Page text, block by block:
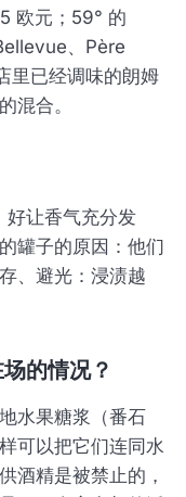
欧元；59° 的
、Père
里已经调味的朗姆
混合。
让香气充分发
罐子的原因：他们
、避光：浸渍越
的情况？
水果糖浆（番石
可以把它们连同水
酒精是被禁止的，